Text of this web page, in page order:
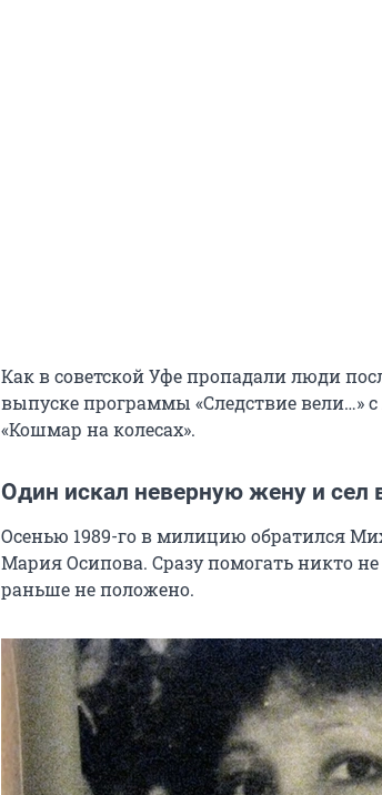
Как в советской Уфе пропадали люди
выпуске программы «Следствие вели…»
«Кошмар на колесах».
Один искал неверную жену и сел
Осенью 1989-го в милицию обратился
Мария Осипова. Сразу помогать никто
раньше не положено.